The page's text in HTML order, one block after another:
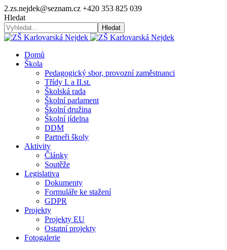
2.zs.nejdek@seznam.cz +420 353 825 039
Hledat
Hledat
Domů
Škola
Pedagogický sbor, provozní zaměstnanci
Třídy I. a II.st.
Školská rada
Školní parlament
Školní družina
Školní jídelna
DDM
Partneři školy
Aktivity
Články
Soutěže
Legislativa
Dokumenty
Formuláře ke stažení
GDPR
Projekty
Projekty EU
Ostatní projekty
Fotogalerie